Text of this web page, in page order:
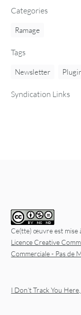
Categories
Ramage
Tags
Newsletter
Syndication Links
Ce(tte) œuvre est mise
Licence Creative
Commerciale - Pas de
I Don’t Track You